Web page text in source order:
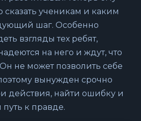
сказать ученикам и каким
шаг. Особенно
взгляды тех ребят,
на него и ждут, что
не может позволить себе
вынужден срочно
действия, найти ошибку и
к правде.